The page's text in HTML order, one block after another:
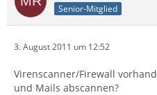
Senior-Mitglied
3. August 2011 um 12:52
Virenscanner/Firewall
und Mails abscannen?